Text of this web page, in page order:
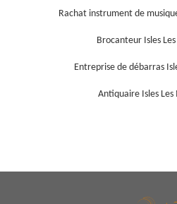
Rachat instrument de
Brocanteur Isles
Entreprise de débarras
Antiquaire Isles Les